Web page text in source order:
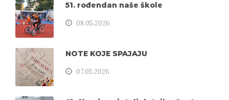
51. rođendan naše škole
08.05.2026
NOTE KOJE SPAJAJU
07.05.2026